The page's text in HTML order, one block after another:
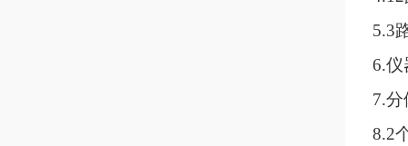
5.3
6.仪
7.
8.2